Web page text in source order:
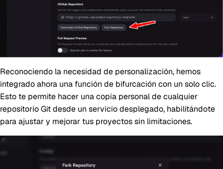
Reconociendo la necesidad de personalización, hemos
integrado ahora una función de bifurcación con un solo clic.
Esto te permite hacer una copia personal de cualquier
repositorio Git desde un servicio desplegado, habilitándote
para ajustar y mejorar tus proyectos sin limitaciones.